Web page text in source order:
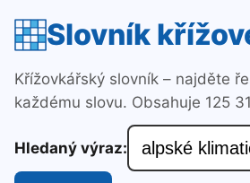
Slovník
Křížovkářský slovník – najděte
každému slovu. Obsahuje 125
Hledaný výraz: